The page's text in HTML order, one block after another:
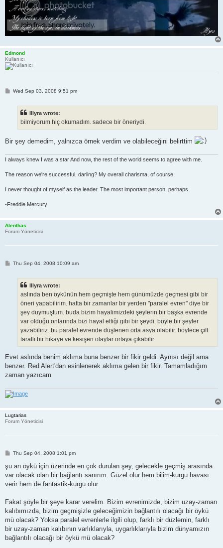
Edmond
Kullanıcı
PWed Sep 03, 2008 9:51 pm
Illyra wrote:
bilmiyorum hiç okumadım. sadece bir öneriydi.
Bir şey demedim, yalnızca örnek verdim ve olabileceğini belirttim
I always knew I was a star And now, the rest of the world seems to agree with me.
The reason we're successful, darling? My overall charisma, of course.
I never thought of myself as the leader. The most important person, perhaps.
-Freddie Mercury
Alenthas
Forum Yöneticisi
PThu Sep 04, 2008 10:09 am
Illyra wrote:
aslında ben öykünün hem geçmişte hem günümüzde geçmesi gibi bir
öneri yapabilirim. hatta bir zamanlar bir yerden "paralel evren" diye bir
şey duymuştum. buda bizim hayalimizdeki şeylerin bir başka evrende
var olduğu onlarında bizi hayal ettiği gibi bir şeydi. böyle bir şeyler
yazabiliriz. bu paralel evrende düşlenen orta asya olabilir. böylece çift
taraflı bir hikaye ve kesişen olaylar ortaya çıkabilir.
Evet aslında benim aklıma buna benzer bir fikir geldi. Aynısı değil ama
benzer. Red Alert'dan esinlenerek aklıma gelen bir fikir. Tamamladığım
zaman yazıcam
Lugtarias
Forum Yöneticisi
P
s
Thu Sep 04, 2008 1:01 pm
şu an öykü için üzerinde en çok durulan şey, gelecekle geçmiş arasında
var olacak olan bir bağlantı sanırım. Güzel olur hem bilim-kurgu havası
verir hem de fantastik-kurgu olur.
Fakat şöyle bir şeye karar verelim. Bizim evrenimizde, bizim uzay-zaman
kalıbımızda, bizim geçmişizle geleceğimizin bağlantılı olacağı bir öykü
mü olacak? Yoksa paralel evrenlerle ilgili olup, farklı bir düzlemin, farklı
bir uzay-zaman kalıbının varlıklarıyla, uygarlıklarıyla bizim dünyamızın
bağlantılı olacağı bir öykü mü olacak?